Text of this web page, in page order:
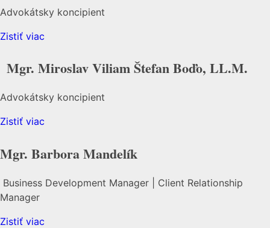
Advokátsky koncipient
Zistiť viac
Mgr. Miroslav Viliam Štefan Boďo, LL.M.
Advokátsky koncipient
Zistiť viac
Mgr. Barbora Mandelík
Business Development Manager | Client Relationship
Manager
Zistiť viac